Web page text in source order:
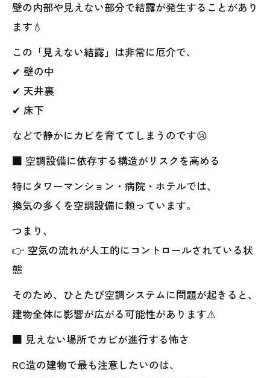
壁の内部や見えない部分で結露が発生することがあり
ます💧
この「見えない結露」は非常に厄介で、
✔ 壁の中
✔ 天井裏
✔ 床下
などで静かにカビを育ててしまうのです😢
■ 空調設備に依存する構造がリスクを高める
特にタワーマンション・病院・ホテルでは、
換気の多くを空調設備に頼っています。
つまり、
👉 空気の流れが人工的にコントロールされている状
態
そのため、ひとたび空調システムに問題が起きると、
建物全体に影響が広がる可能性があります⚠️
■ 見えない場所でカビが進行する怖さ
RC造の建物で最も注意したいのは、